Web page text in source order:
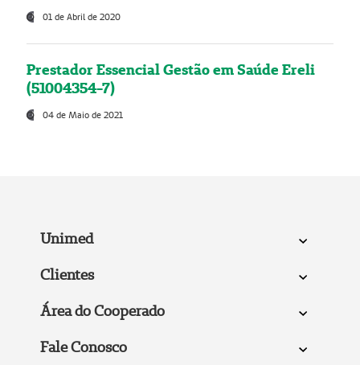
01 de Abril de 2020
Prestador Essencial Gestão em Saúde Ereli
(51004354-7)
04 de Maio de 2021
Unimed
Clientes
Área do Cooperado
Fale Conosco